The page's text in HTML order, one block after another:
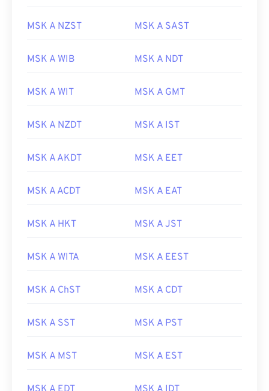
MSK A NZST MSK A SAST
MSK A WIB MSK A NDT
MSK A WIT MSK A GMT
MSK A NZDT MSK A IST
MSK A AKDT MSK A EET
MSK A ACDT MSK A EAT
MSK A HKT MSK A JST
MSK A WITA MSK A EEST
MSK A ChST MSK A CDT
MSK A SST MSK A PST
MSK A MST MSK A EST